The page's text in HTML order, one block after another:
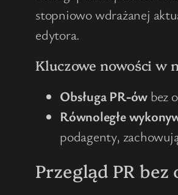
stopniowo wdrażanej
edytora.
Kluczowe nowości w
Obsługa PR-ów bez
Równoległe
podagenty,
Przegląd PR